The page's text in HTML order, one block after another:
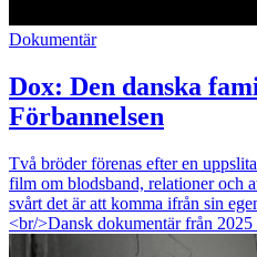
Dokumentär
Dox: Den danska
Förbannelsen
Två bröder förenas efter en
film om blodsband, relationer och
svårt det är att komma ifrån sin
<br/>Dansk dokumentär från 2025